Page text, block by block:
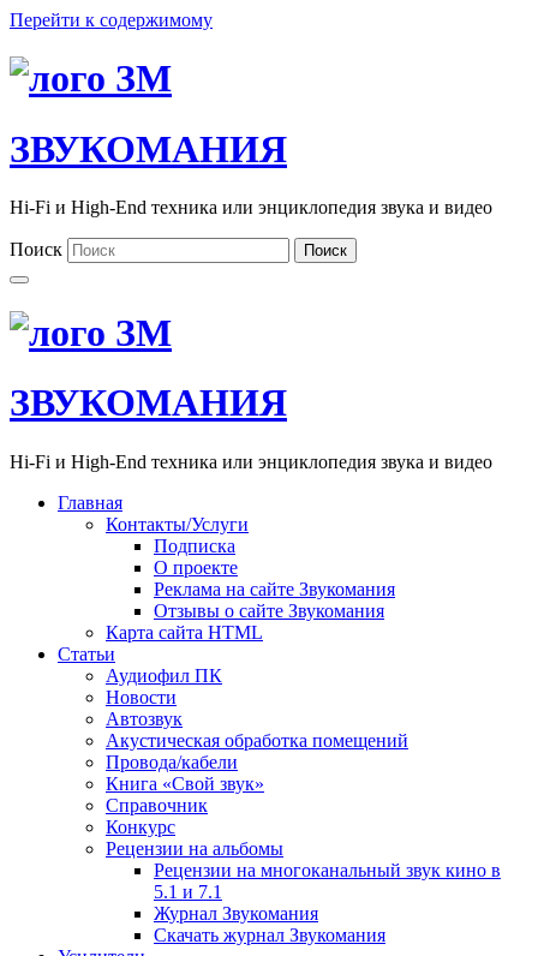
Перейти к содержимому
ЗВУКОМАНИЯ
Hi-Fi и High-End техника или энциклопедия звука и видео
Поиск Поиск
ЗВУКОМАНИЯ
Hi-Fi и High-End техника или энциклопедия звука и видео
Главная
Контакты/Услуги
Подписка
О проекте
Реклама на сайте Звукомания
Отзывы о сайте Звукомания
Карта сайта HTML
Статьи
Аудиофил ПК
Новости
Автозвук
Акустическая обработка помещений
Провода/кабели
Книга «Свой звук»
Справочник
Конкурс
Рецензии на альбомы
Рецензии на многоканальный звук кино в
5.1 и 7.1
Журнал Звукомания
Скачать журнал Звукомания